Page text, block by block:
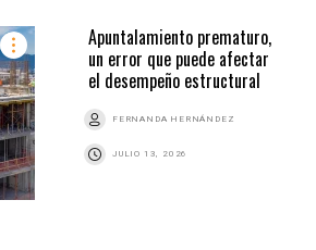
Apuntalamiento prematuro,
un error que puede afectar
el desempeño estructural
FERNANDA HERNÁNDEZ
JULIO 13, 2026